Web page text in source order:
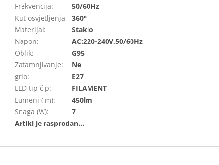
Frekvencija:
50/60Hz
Kut osvjetljenja: 360°
Materijal:
Staklo
Napon:
AC:220-240V,50/60Hz
Oblik:
G95
Zatamnjivanje:
Ne
grlo:
E27
LED tip čip:
FILAMENT
Lumeni (lm):
450lm
Snaga (W): 7
F